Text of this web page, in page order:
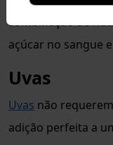
combinação de
açúcar no sangue
Uvas
Uvas não
adição perfeita a